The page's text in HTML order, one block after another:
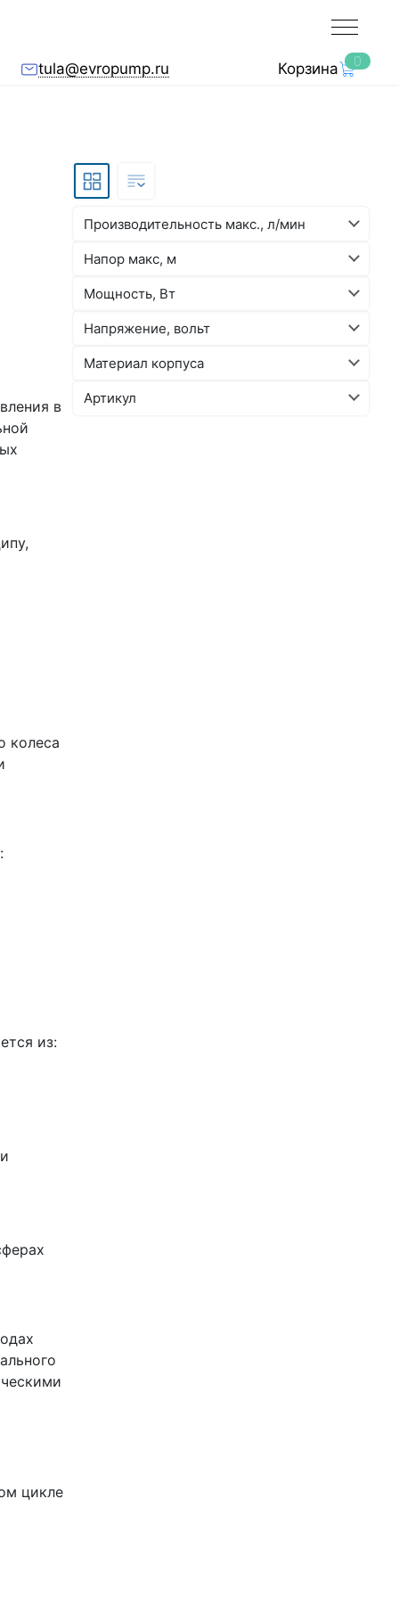
tula@evropump.ru Корзина 0
в
колеса
из:
цикле
Производительность макс., л/мин
Напор макс, м
Мощность, Вт
Напряжение, вольт
Материал корпуса
Артикул